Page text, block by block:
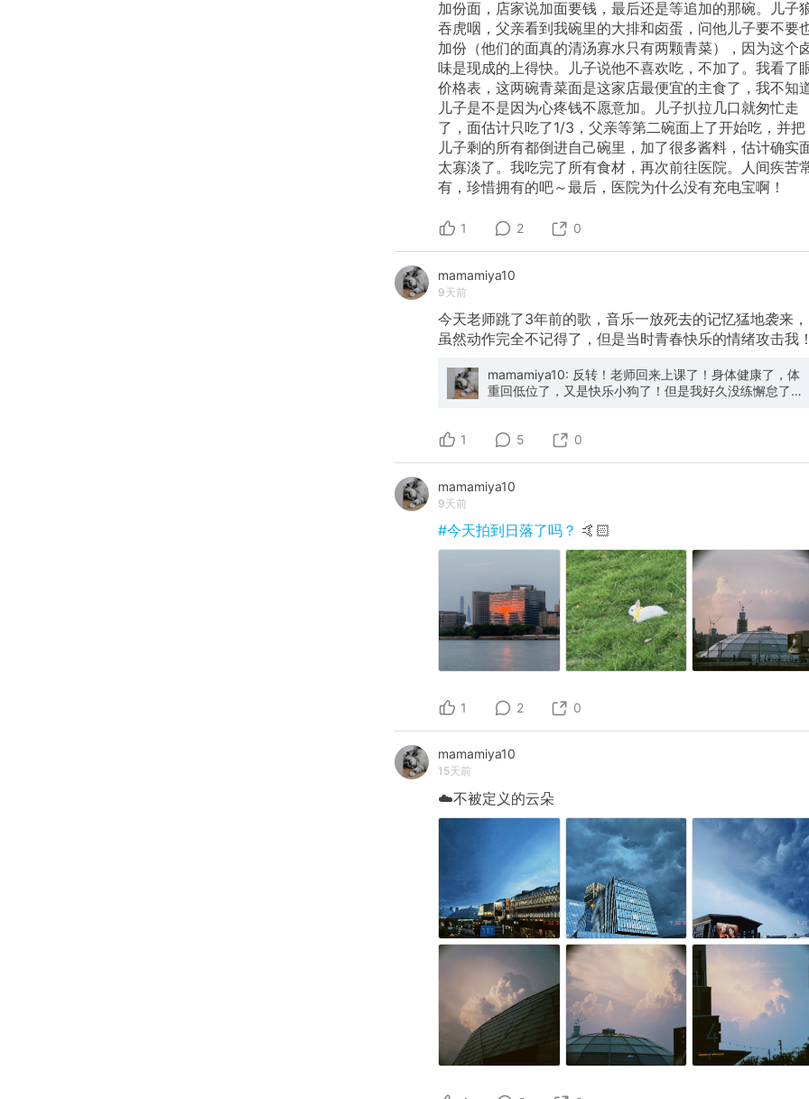
加份面，店家说加面要钱，最后还是等追加的那碗。儿子
吞虎咽，父亲看到我碗里的大排和卤蛋，问他儿子要不要
加份（他们的面真的清汤寡水只有两颗青菜），因为这个
味是现成的上得快。儿子说他不喜欢吃，不加了。我看了
价格表，这两碗青菜面是这家店最便宜的主食了，我不知
儿子是不是因为心疼钱不愿意加。儿子扒拉几口就匆忙走
了，面估计只吃了1/3，父亲等第二碗面上了开始吃，并把
儿子剩的所有都倒进自己碗里，加了很多酱料，估计确实
太寡淡了。我吃完了所有食材，再次前往医院。人间疾苦
有，珍惜拥有的吧～最后，医院为什么没有充电宝啊！
1 2 0
mamamiya10
9天前
今天老师跳了3年前的歌，音乐一放死去的记忆猛地袭来，
虽然动作完全不记得了，但是当时青春快乐的情绪攻击我！
mamamiya10: 反转！老师回来上课了！身体健康了，体
重回低位了，又是快乐小狗了！但是我好久没练懈怠了
1 5 0
mamamiya10
9天前
#今天拍到日落了吗？ 🤙🏻
1 2 0
mamamiya10
15天前
☁️不被定义的云朵